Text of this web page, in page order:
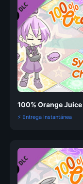
100% Orange
⚡ Entrega Instantánea